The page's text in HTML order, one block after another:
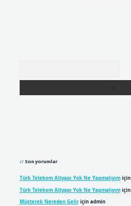
Son yorumlar
Türk Telekom Altyapı Yok Ne Yapmalıyımiçin
Türk Telekom Altyapı Yok Ne Yapmalıyımiçin
Müşterek Nereden Geliriçin admin